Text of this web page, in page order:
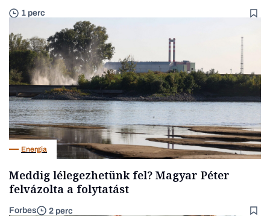
1 perc
Energia
Meddig lélegezhetünk fel? Magyar Péter
felvázolta a folytatást
Forbes 2 perc